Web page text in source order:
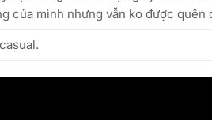
của mình nhưng vẫn ko được quên